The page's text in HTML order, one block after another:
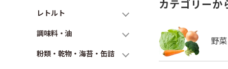
レトルト
調味料・油
粉類・乾物・海苔・缶詰
カテゴリーか